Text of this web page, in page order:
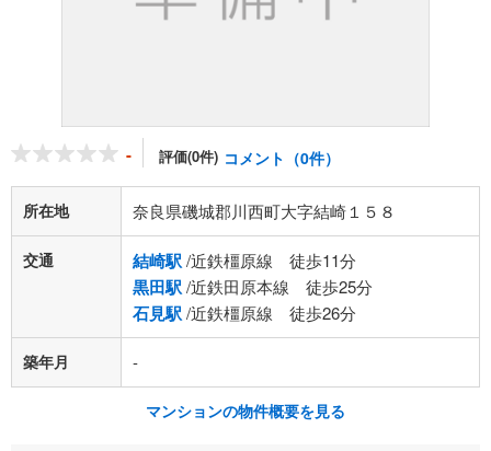
- 評価(0件) コメント（0件）
所在地 奈良県磯城郡川西町大字結崎１５８
交通 結崎駅/近鉄橿原線 徒歩11分
黒田駅/近鉄田原本線 徒歩25分
石見駅/近鉄橿原線 徒歩26分
築年月 -
マンションの物件概要を見る